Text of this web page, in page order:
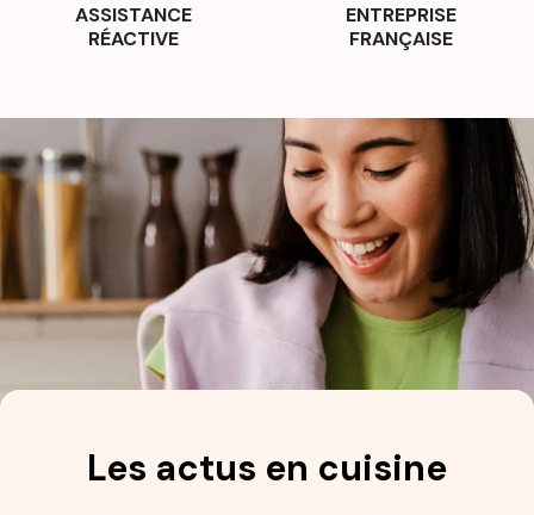
ASSISTANCE
RÉACTIVE
ENTREPRISE
FRANÇAISE
Les actus en cuisine